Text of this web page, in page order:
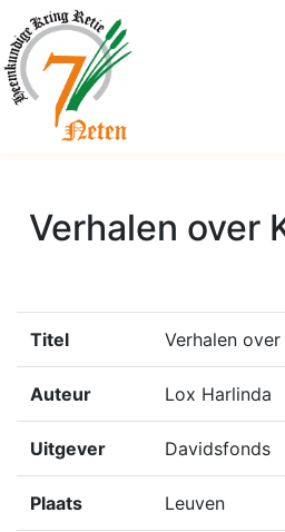
Verhalen over
Titel Verhalen over
Auteur Lox Harlinda
Uitgever Davidsfonds
Plaats Leuven